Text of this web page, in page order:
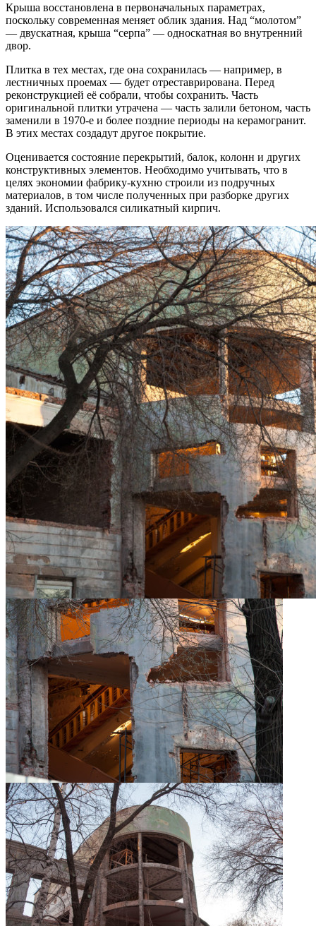
Крыша восстановлена в первоначальных параметрах,
поскольку современная меняет облик здания. Над “молотом”
— двускатная, крыша “серпа” — односкатная во внутренний
двор.
Плитка в тех местах, где она сохранилась — например, в
лестничных проемах — будет отреставрирована. Перед
реконструкцией её собрали, чтобы сохранить. Часть
оригинальной плитки утрачена — часть залили бетоном, часть
заменили в 1970-е и более поздние периоды на керамогранит.
В этих местах создадут другое покрытие.
Оценивается состояние перекрытий, балок, колонн и других
конструктивных элементов. Необходимо учитывать, что в
целях экономии фабрику-кухню строили из подручных
материалов, в том числе полученных при разборке других
зданий. Использовался силикатный кирпич.